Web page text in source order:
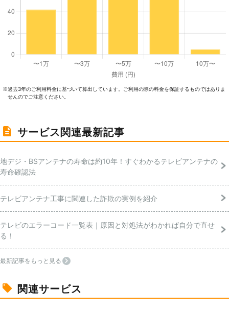
※過去3年のご利⽤料⾦に基づいて算出しています。ご利⽤の際の料⾦を保証するものではありま
せんのでご注意ください。
サービス関連最新記事
地デジ・BSアンテナの寿命は約10年！すぐわかるテレビアンテナの
寿命確認法
テレビアンテナ工事に関連した詐欺の実例を紹介
テレビのエラーコード一覧表｜原因と対処法がわかれば自分で直せ
る！
最新記事をもっと見る
関連サービス